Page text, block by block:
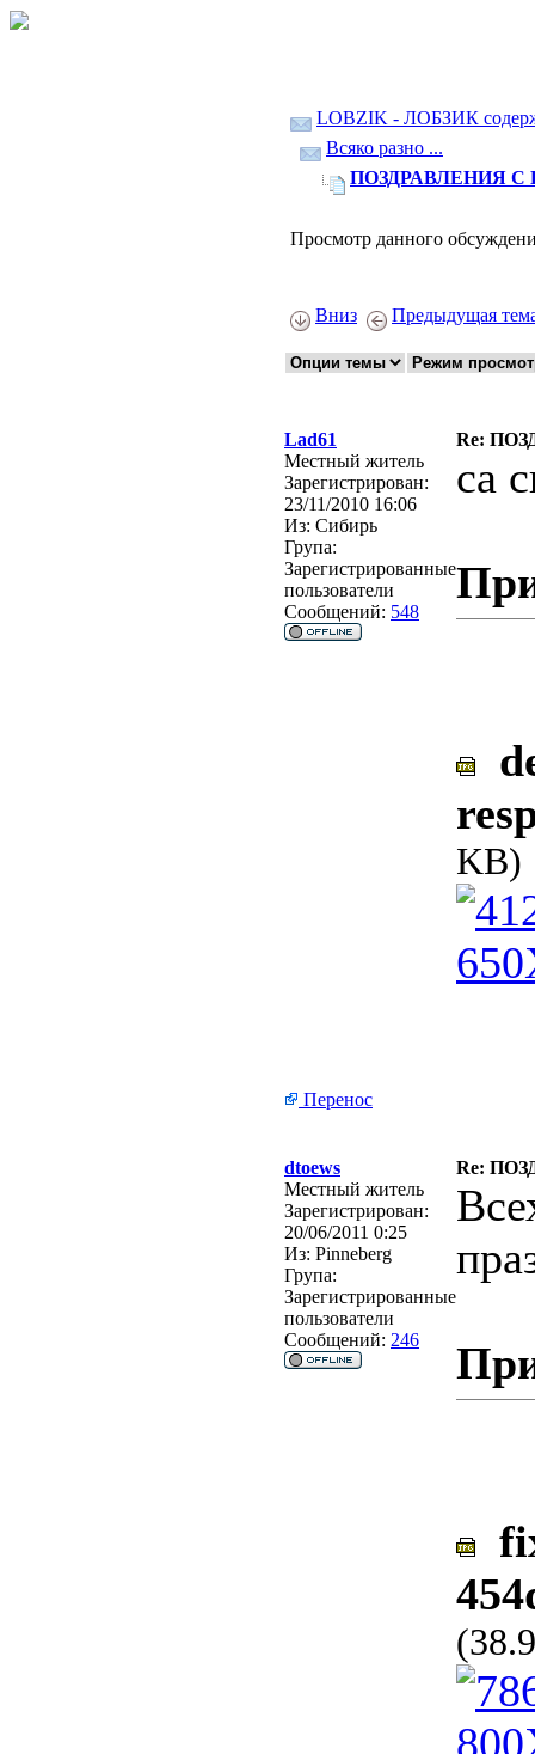
LOBZIK - ЛОБЗИК
Всяко разно ...
ПОЗДРАВЛЕНИЯ С
Просмотр данного
Вниз Предыдущая
Lad61
Re:
Местный житель
Зарегистрирован:
23/11/2010 16:06
Из: Сибирь
Група:
Зарегистрированные
пользователи
Сообщений: 548
са
KB)
Перенос
dtoews
Re:
Местный житель
Зарегистрирован:
20/06/2011 0:25
Из: Pinneberg
Група:
Зарегистрированные
пользователи
Сообщений: 246